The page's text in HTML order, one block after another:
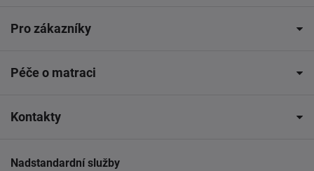
Pro zákazníky
Péče o matraci
Kontakty
Nadstandardní služby